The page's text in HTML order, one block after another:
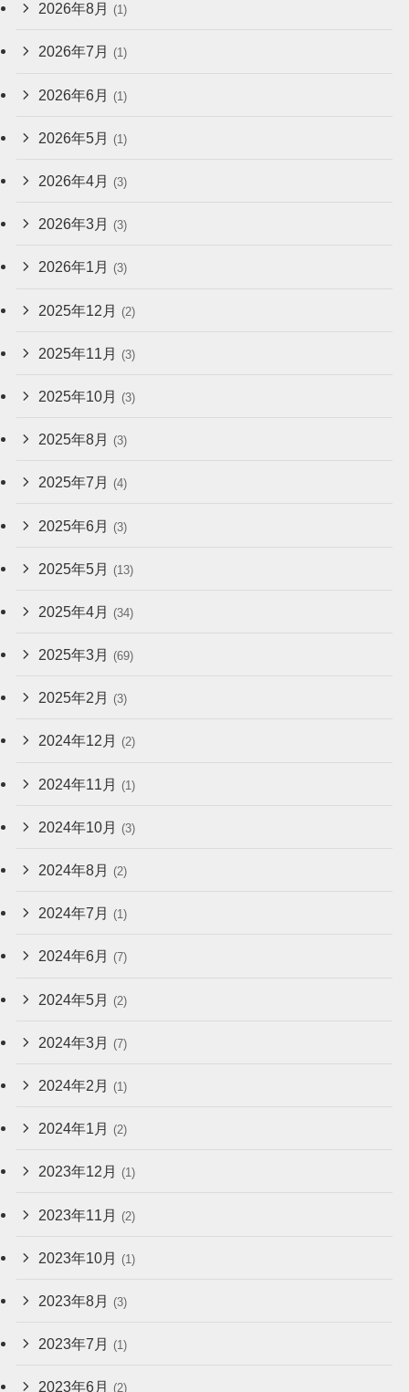
2026年8月 (1)
2026年7月 (1)
2026年6月 (1)
2026年5月 (1)
2026年4月 (3)
2026年3月 (3)
2026年1月 (3)
2025年12月 (2)
2025年11月 (3)
2025年10月 (3)
2025年8月 (3)
2025年7月 (4)
2025年6月 (3)
2025年5月 (13)
2025年4月 (34)
2025年3月 (69)
2025年2月 (3)
2024年12月 (2)
2024年11月 (1)
2024年10月 (3)
2024年8月 (2)
2024年7月 (1)
2024年6月 (7)
2024年5月 (2)
2024年3月 (7)
2024年2月 (1)
2024年1月 (2)
2023年12月 (1)
2023年11月 (2)
2023年10月 (1)
2023年8月 (3)
2023年7月 (1)
2023年6月 (2)